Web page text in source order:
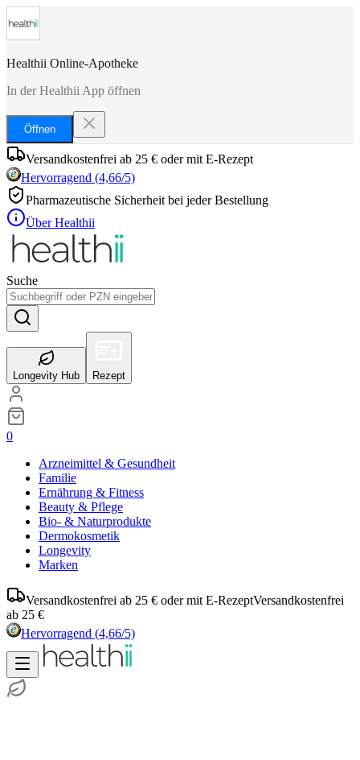
Healthii Online-Apotheke
In der Healthii App öffnen
Öffnen
Versandkostenfrei ab 25 € oder mit E-Rezept
Hervorragend (4,66/5)
Pharmazeutische Sicherheit bei jeder Bestellung
Über Healthii
Suche
Longevity Hub Rezept
0
Arzneimittel & Gesundheit
Familie
Ernährung & Fitness
Beauty & Pflege
Bio- & Naturprodukte
Dermokosmetik
Longevity
Marken
Versandkostenfrei ab 25 € oder mit E-RezeptVersandkostenfrei
ab 25 €
Hervorragend (4,66/5)